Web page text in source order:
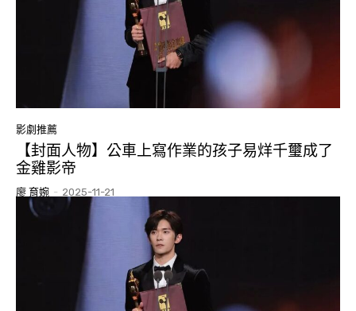
影劇推薦
【封面人物】公車上寫作業的孩子易烊千璽成了
金雞影帝
廖 育婉 - 2025-11-21